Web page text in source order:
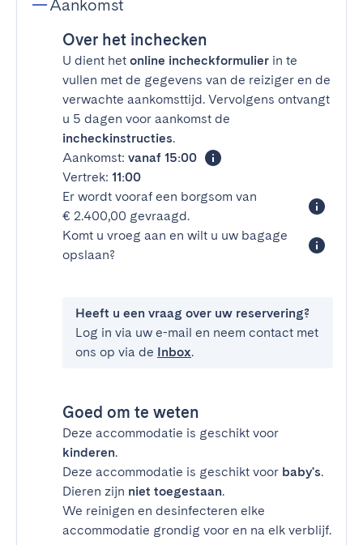
Aankomst
Over het inchecken
U dient het online incheckformulier in te
vullen met de gegevens van de reiziger en de
verwachte aankomsttijd. Vervolgens ontvangt
u 5 dagen voor aankomst de
incheckinstructies.
Aankomst: vanaf 15:00
Vertrek: 11:00
Er wordt vooraf een borgsom van
€ 2.400,00 gevraagd.
Komt u vroeg aan en wilt u uw bagage
opslaan?
Heeft u een vraag over uw reservering?
Log in via uw e-mail en neem contact met
ons op via de Inbox.
Goed om te weten
Deze accommodatie is geschikt voor
kinderen.
Deze accommodatie is geschikt voor baby's.
Dieren zijn niet toegestaan.
We reinigen en desinfecteren elke
accommodatie grondig voor en na elk verblijf.